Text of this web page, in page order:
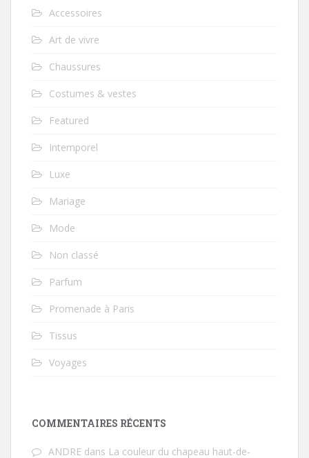
Accessoires
Art de vivre
Chaussures
Costumes & vestes
Featured
Intemporel
Luxe
Mariage
Mode
Non classé
Parfum
Promenade à Paris
Tissus
Voyages
COMMENTAIRES RÉCENTS
ANDRE dans La couleur du chapeau haut-de-